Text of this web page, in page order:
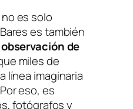
es solo
es también
observación de
miles de
línea imaginaria
eso, es
fotógrafos y